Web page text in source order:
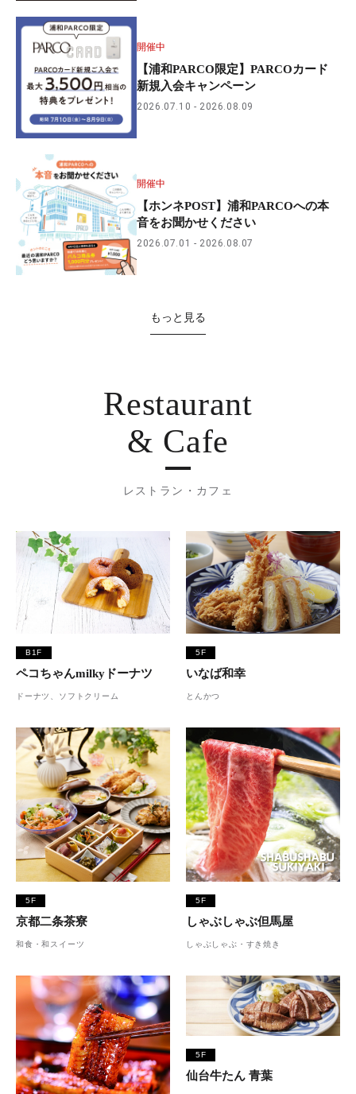
開催中
【浦和PARCO限定】PARCOカード
新規入会キャンペーン
2026.07.10 2026.08.09
開催中
【ホンネPOST】浦和PARCOへの本
音をお聞かせください
2026.07.01 2026.08.07
もっと見る
Restaurant
& Cafe
レストラン・カフェ
B1F
ペコちゃんmilkyドーナツ
ドーナツ、ソフトクリーム
5F
いなば和幸
とんかつ
5F
京都二条茶寮
和食・和スイーツ
5F
しゃぶしゃぶ但馬屋
しゃぶしゃぶ・すき焼き
5F
仙台牛たん 青葉